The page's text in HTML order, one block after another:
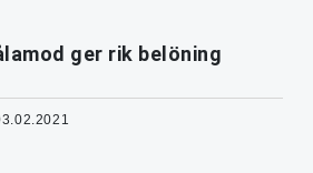
ger rik belöning